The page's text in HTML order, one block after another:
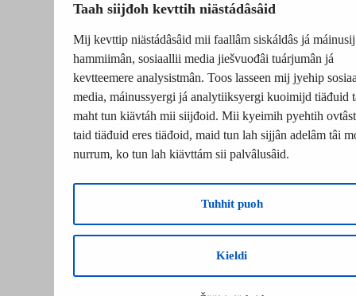
Taah siijđoh kevttih niästádâsâid
Mij kevttip niästádâsâid mii faallâm siskáldâs já máinusij
hammiimân, sosiaallii media jiešvuođâi tuárjumân já
kevtteemere analysistmân. Toos lasseen mij jyehip
media, máinussyergi já analytiiksyergi kuoimijd tiäđuid
maht tun kiävtáh mii siijđoid. Mii kyeimih pyehtih
taid tiäđuid eres tiäđoid, maid tun lah sijjân adelâm tâi
nurrum, ko tun lah kiävttám sii palvâlusâid.
Tuhhit puoh
Kieldi